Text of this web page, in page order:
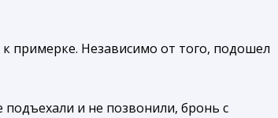
примерке. Независимо от того, подошел
и не позвонили, бронь с